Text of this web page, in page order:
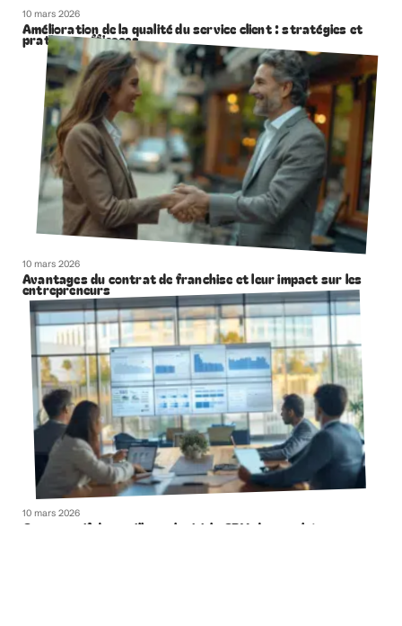
10 mars 2026
Amélioration de la qualité du service client : stratégies et
pratiques efficaces
10 mars 2026
Avantages du contrat de franchise et leur impact sur les
entrepreneurs
10 mars 2026
Comparatif des meilleurs logiciels CRM du marché